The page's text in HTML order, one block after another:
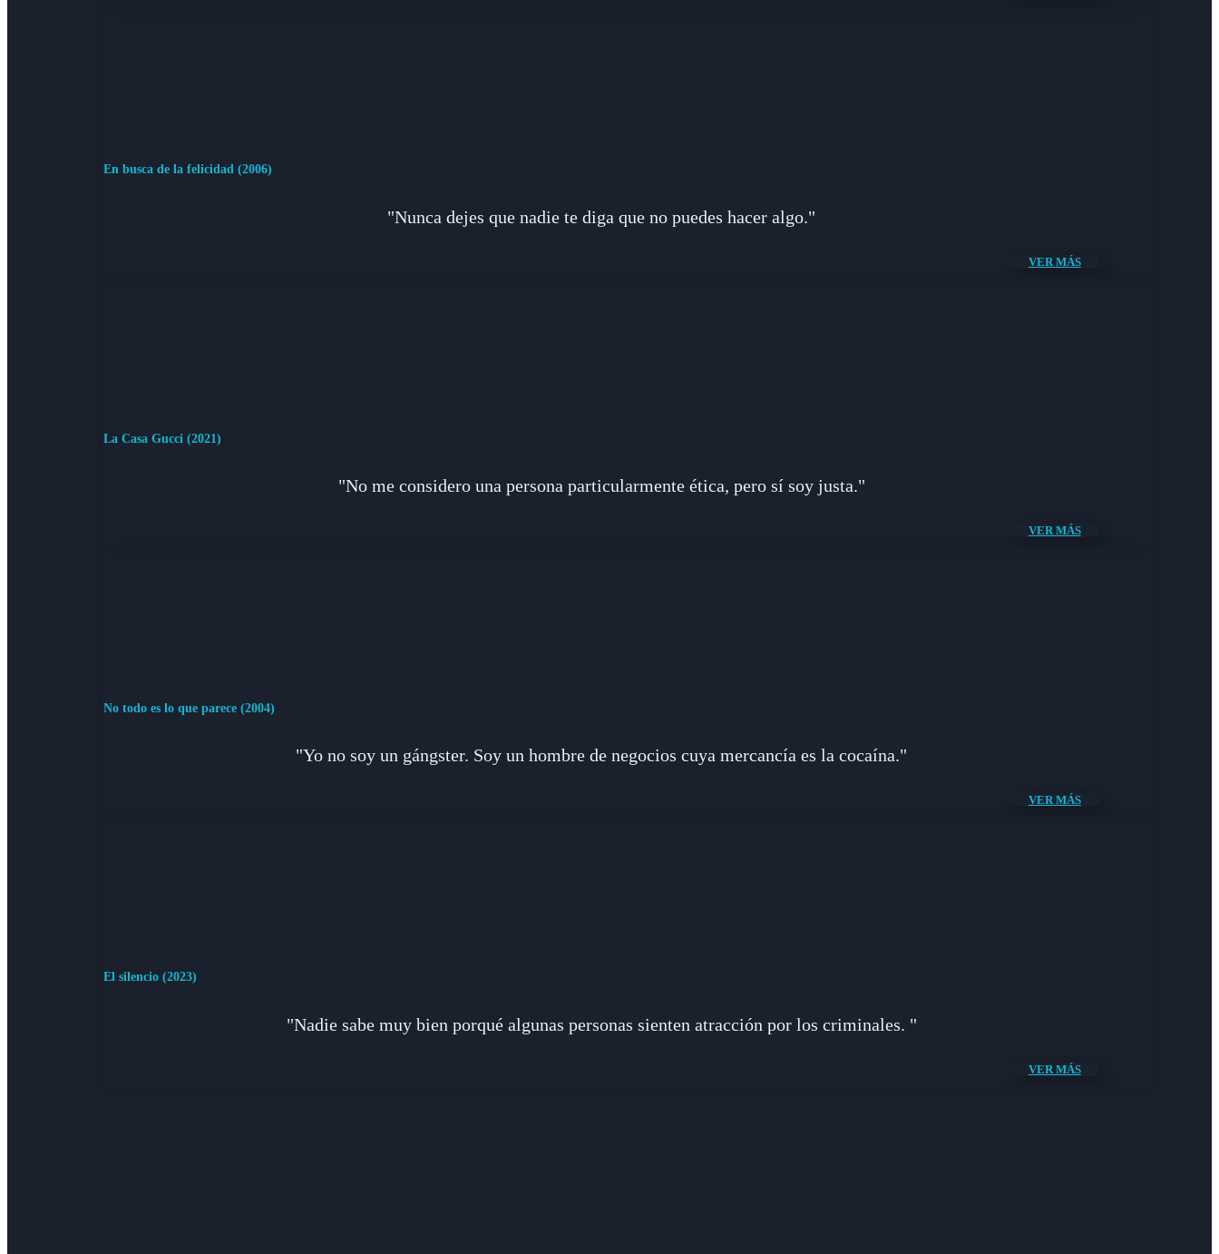
En busca de la felicidad (2006)
"Nunca dejes que nadie te diga que no puedes hacer algo."
VER MÁS
La Casa Gucci (2021)
"No me considero una persona particularmente ética, pero sí soy justa."
VER MÁS
No todo es lo que parece (2004)
"Yo no soy un gángster. Soy un hombre de negocios cuya mercancía es la cocaína."
VER MÁS
El silencio (2023)
"Nadie sabe muy bien porqué algunas personas sienten atracción por los criminales. "
VER MÁS